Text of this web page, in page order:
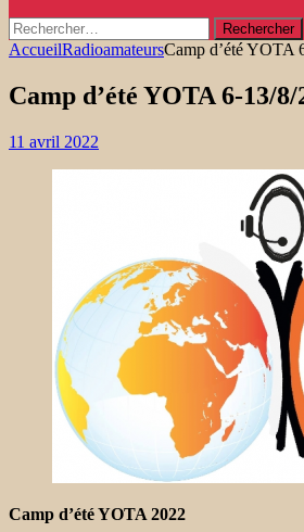
Rechercher :
AccueilRadioamateursCamp d’été YOTA
Camp d’été YOTA 6-13/8/
11 avril 2022
Camp d’été YOTA 2022